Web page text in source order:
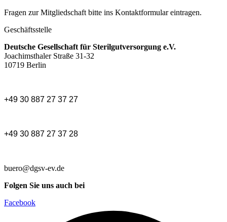
Fragen zur Mitgliedschaft bitte ins Kontaktformular eintragen.
Geschäftsstelle
Deutsche Gesellschaft für Sterilgutversorgung e.V.
Joachimsthaler Straße 31-32
10719 Berlin
+49 30 887 27 37 27
+49 30 887 27 37 28
buero@dgsv-ev.de
Folgen Sie uns auch bei
Facebook